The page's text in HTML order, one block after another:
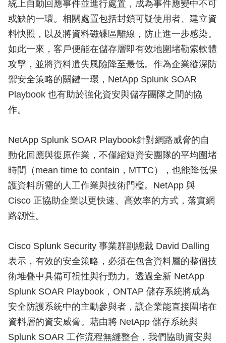
統上自動回應事件並進行處置，成為事件應變中不可
或缺的一環。相關處置包括封鎖可疑使用者、建立資
料快照，以及將資料磁碟區離線，防止進一步感染。
如此一來，客戶便能在儲存層即有效地圍堵勒索軟體
攻擊，並將資料遺失風險降至最低。作為企業縱深防
禦安全策略的關鍵一環，NetApp Splunk SOAR
Playbook 也有助於強化資安與儲存團隊之間的協
作。
NetApp Splunk SOAR Playbook針對網路威脅的自
動化回應與復原作業，不僅縮短資安團隊的平均圍堵
時間（mean time to contain，MTTC），也能降低保
護資料所需的人工作業與技術門檻。NetApp 與
Cisco 正協助企業以更快速、高效率的方式，落實網
路韌性。
Cisco Splunk Security 事業群副總裁 David Dalling
表示，有效的安全策略，必須在包含資料層的整個技
術堆疊中具備可視性與行動力。透過全新 NetApp
Splunk SOAR Playbook，ONTAP 儲存系統將成為
安全防護系統中的主動參與者，讓企業能直接圍堵在
資料層的資安威脅。藉由將 NetApp 儲存系統與
Splunk SOAR 工作流程無縫整合，我們協助資安與